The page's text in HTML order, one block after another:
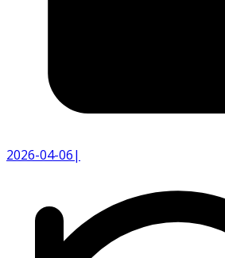
2026-04-06|